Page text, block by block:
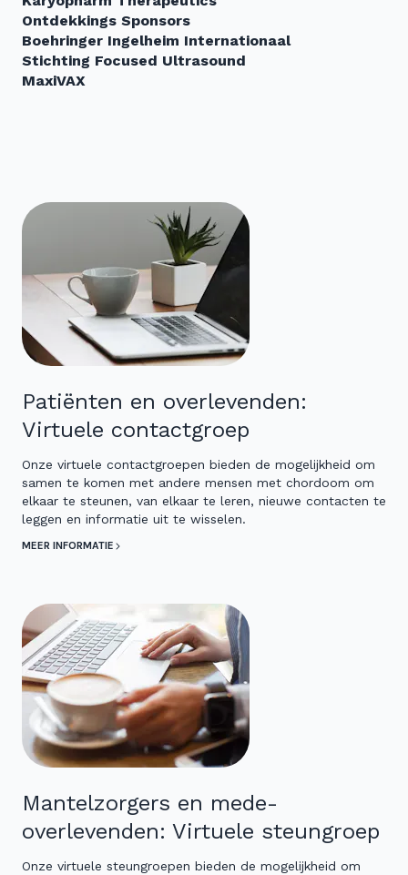
Ontdekkings Sponsors
Boehringer Ingelheim Internationaal
Stichting Focused Ultrasound
MaxiVAX
Patiënten en overlevenden:
Virtuele contactgroep
Onze virtuele contactgroepen bieden de mogelijkheid om
samen te komen met andere mensen met chordoom om
elkaar te steunen, van elkaar te leren, nieuwe contacten te
leggen en informatie uit te wisselen.
MEER INFORMATIE
Mantelzorgers en mede-
overlevenden: Virtuele steungroep
Onze virtuele steungroepen bieden de mogelijkheid om